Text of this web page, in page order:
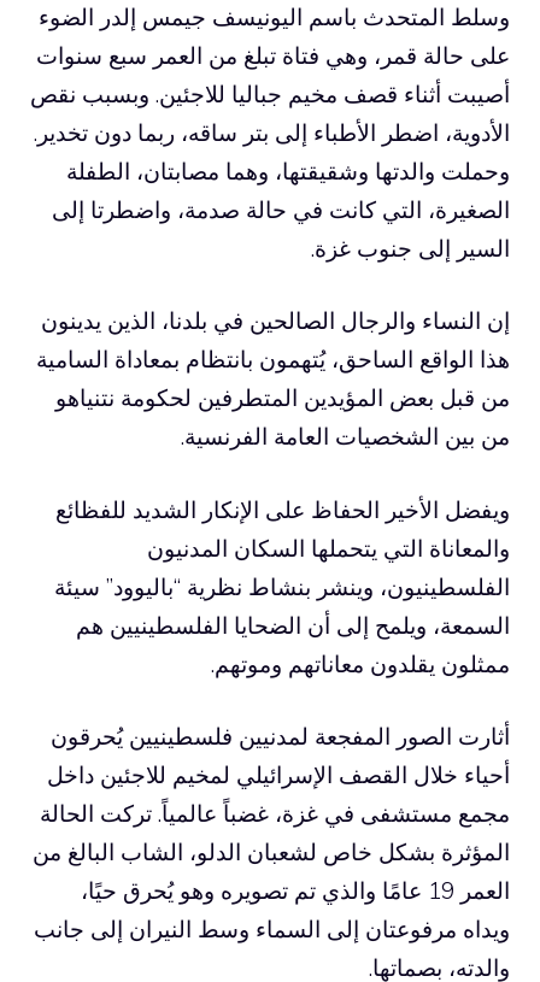
وسلط المتحدث باسم اليونيسف جيمس إلدر الضوء
على حالة قمر، وهي فتاة تبلغ من العمر سبع سنوات
أصيبت أثناء قصف مخيم جباليا للاجئين. وبسبب نقص
الأدوية، اضطر الأطباء إلى بتر ساقه، ربما دون تخدير.
وحملت والدتها وشقيقتها، وهما مصابتان، الطفلة
الصغيرة، التي كانت في حالة صدمة، واضطرتا إلى
السير إلى جنوب غزة.
إن النساء والرجال الصالحين في بلدنا، الذين يدينون
هذا الواقع الساحق، يُتهمون بانتظام بمعاداة السامية
من قبل بعض المؤيدين المتطرفين لحكومة نتنياهو
من بين الشخصيات العامة الفرنسية.
ويفضل الأخير الحفاظ على الإنكار الشديد للفظائع
والمعاناة التي يتحملها السكان المدنيون
الفلسطينيون، وينشر بنشاط نظرية “باليوود” سيئة
السمعة، ويلمح إلى أن الضحايا الفلسطينيين هم
ممثلون يقلدون معاناتهم وموتهم.
أثارت الصور المفجعة لمدنيين فلسطينيين يُحرقون
أحياء خلال القصف الإسرائيلي لمخيم للاجئين داخل
مجمع مستشفى في غزة، غضباً عالمياً. تركت الحالة
المؤثرة بشكل خاص لشعبان الدلو، الشاب البالغ من
العمر 19 عامًا والذي تم تصويره وهو يُحرق حيًا،
ويداه مرفوعتان إلى السماء وسط النيران إلى جانب
والدته، بصماتها.